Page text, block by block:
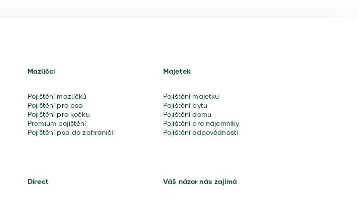
Mazlíčci
Pojištění mazlíčků
Pojištění pro psa
Pojištění pro kočku
Premium pojištění
Pojištění psa do zahraničí
Majetek
Pojištění majetku
Pojištění bytu
Pojištění domu
Pojištění pro nájemníky
Pojištění odpovědnosti
Direct Váš názor nás zajímá